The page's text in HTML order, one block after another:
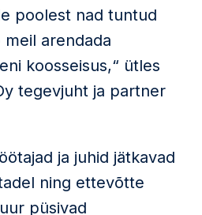
poolest nad tuntud
arendada
koosseisus,“ ütles
tegevjuht ja partner
ja juhid jätkavad
ning ettevõtte
püsivad